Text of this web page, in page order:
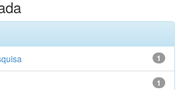
1
1